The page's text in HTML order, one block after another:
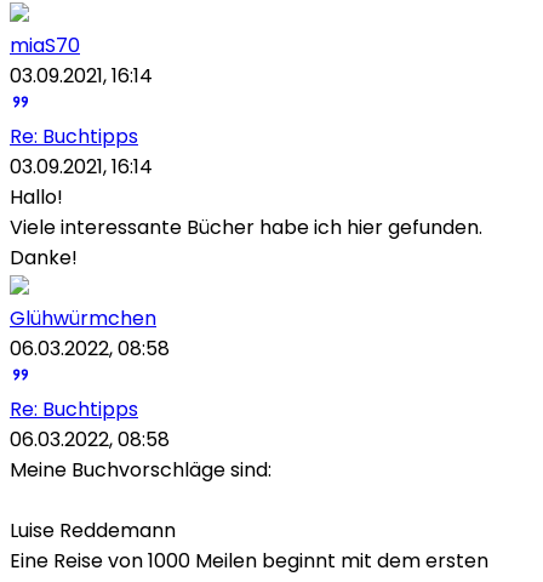
miaS70
03.09.2021, 16:14
Re: Buchtipps
03.09.2021, 16:14
Hallo!
Viele interessante Bücher habe ich hier gefunden.
Danke!
Glühwürmchen
06.03.2022, 08:58
Re: Buchtipps
06.03.2022, 08:58
Meine Buchvorschläge sind:
Luise Reddemann
Eine Reise von 1000 Meilen beginnt mit dem ersten